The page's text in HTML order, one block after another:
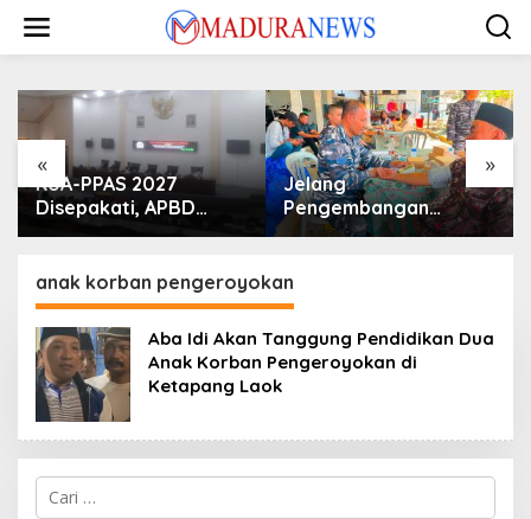
konten
« »
KUA-PPAS 2027
Disepakati, APBD
Sampang Defisit Rp
Jelang
Pengembangan
Lapangan Hidayah,
Madura II Perkuat
Sinergi dengan
Nelayan Sampang
anak korban pengeroyokan
Aba Idi Akan Tanggung Pendidikan Dua
Anak Korban Pengeroyokan di
Ketapang Laok
Cari
untuk: